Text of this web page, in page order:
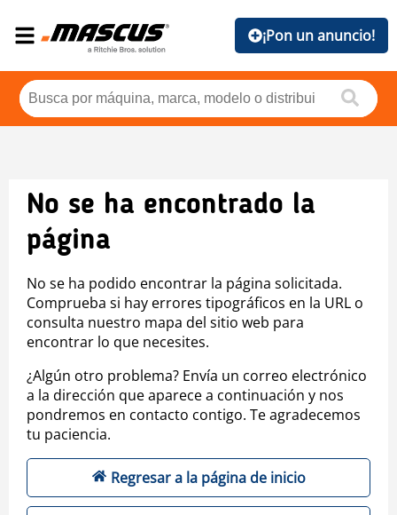
¡Pon un anuncio!
No se ha encontrado la
página
No se ha podido encontrar la página solicitada.
Comprueba si hay errores tipográficos en la URL o
consulta nuestro mapa del sitio web para
encontrar lo que necesites.
¿Algún otro problema? Envía un correo electrónico
a la dirección que aparece a continuación y nos
pondremos en contacto contigo. Te agradecemos
tu paciencia.
Regresar a la página de inicio